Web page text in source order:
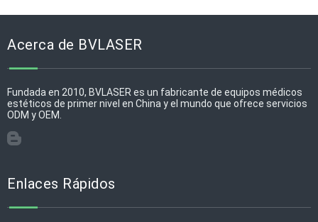
Acerca de BVLASER
Fundada en 2010, BVLASER es un fabricante de equipos médicos
estéticos de primer nivel en China y el mundo que ofrece servicios
ODM y OEM.
Enlaces Rápidos